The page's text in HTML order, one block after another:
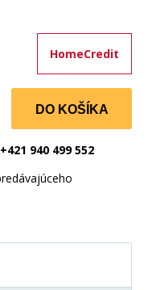
HomeCredit
DO KOŠÍKA
+421 940 499 552